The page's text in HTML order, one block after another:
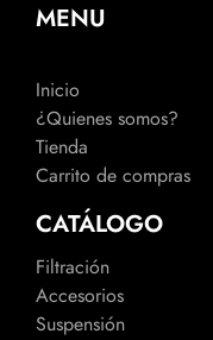
MENU
Inicio
¿Quienes somos?
Tienda
Carrito de compras
CATÁLOGO
Filtración
Accesorios
Suspensión